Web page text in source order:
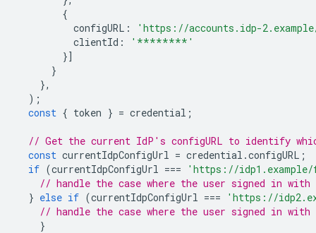
{
configURL :
'https://accounts.idp-
clientId :
'********'
}]
}
},
);
const { token } = credential ;
// Get the current IdP's configURL to identify
const currentIdpConfigUrl = credential .configURL ;
if (currentIdpConfigUrl ===
'https://
// handle the case where the user signed in with
} else if (currentIdpConfigUrl ===
'https://
// handle the case where the user signed in with
}